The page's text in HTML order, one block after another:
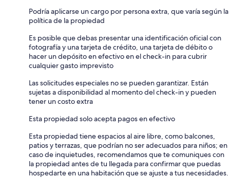
Podría aplicarse un cargo por persona extra, que varía según la
política de la propiedad
Es posible que debas presentar una identificación oficial con
fotografía y una tarjeta de crédito, una tarjeta de débito o
hacer un depósito en efectivo en el check-in para cubrir
cualquier gasto imprevisto
Las solicitudes especiales no se pueden garantizar. Están
sujetas a disponibilidad al momento del check-in y pueden
tener un costo extra
Esta propiedad solo acepta pagos en efectivo
Esta propiedad tiene espacios al aire libre, como balcones,
patios y terrazas, que podrían no ser adecuados para niños; en
caso de inquietudes, recomendamos que te comuniques con
la propiedad antes de tu llegada para confirmar que puedas
hospedarte en una habitación que se ajuste a tus necesidades.